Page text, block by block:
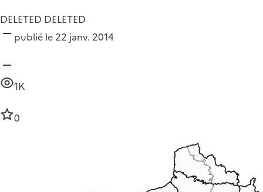
DELETED DELETED
publié le 22 janv. 2014
1K
0